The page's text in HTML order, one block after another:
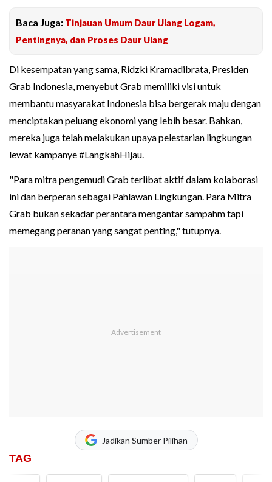
Baca Juga: Tinjauan Umum Daur Ulang Logam,
Pentingnya, dan Proses Daur Ulang
Di kesempatan yang sama, Ridzki Kramadibrata, Presiden
Grab Indonesia, menyebut Grab memiliki visi untuk
membantu masyarakat Indonesia bisa bergerak maju dengan
menciptakan peluang ekonomi yang lebih besar. Bahkan,
mereka juga telah melakukan upaya pelestarian lingkungan
lewat kampanye #LangkahHijau.
"Para mitra pengemudi Grab terlibat aktif dalam kolaborasi
ini dan berperan sebagai Pahlawan Lingkungan. Para Mitra
Grab bukan sekadar perantara mengantar sampahm tapi
memegang peranan yang sangat penting," tutupnya.
Jadikan Sumber Pilihan
TAG